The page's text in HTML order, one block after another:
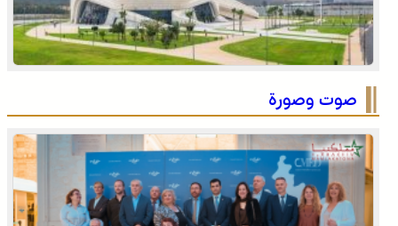
توقعات أحوال الطقس اليوم الأحد بالمغرب
صوت وصورة